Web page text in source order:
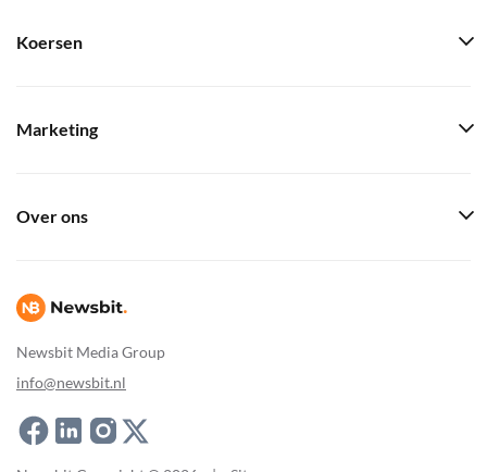
Newsbit Media Group
info@newsbit.nl
Koersen
Marketing
Over ons